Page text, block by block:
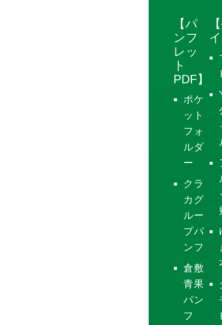
【パ
ンフ
レッ
ト
PDF】
ポケ
ット
フォ
ルダ
ー
クラ
カグ
ルー
プパ
ンフ
倉敷
青果
パン
フ